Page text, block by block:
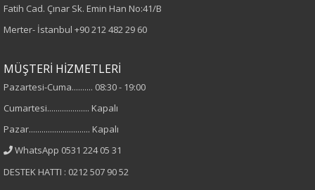
Kol Tipi
Fatih Cad. Çınar Sk. Emin Han No:41/B
Merter- İstanbul +90 212 482 29 60
MÜŞTERİ HİZMETLERİ
Pazartesi-Cuma.......... 08:30 - 19:00
Cumartesi.................... Kapalı
Pazar............................. Kapalı
WhatsApp 0531 224 05 31
DESTEK HATTI : 0212 507 90 52